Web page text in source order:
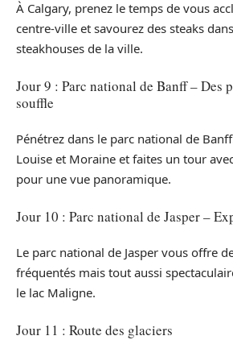
À Calgary, prenez le temps de vous
centre-ville et savourez des steaks
steakhouses de la ville.
Jour 9 : Parc national de Banff – Des
souffle
Pénétrez dans le parc national de
Louise et Moraine et faites un tour
pour une vue panoramique.
Jour 10 : Parc national de Jasper –
Le parc national de Jasper vous offre
fréquentés mais tout aussi
le lac Maligne.
Jour 11 : Route des glaciers